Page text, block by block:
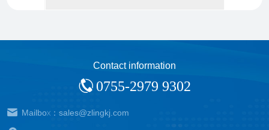
Contact information
0755-2979 9302
Mailbox：sales@zlingkj.com